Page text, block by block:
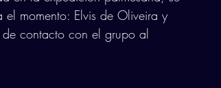
el momento: Elvis de Oliveira y
de contacto con el grupo al